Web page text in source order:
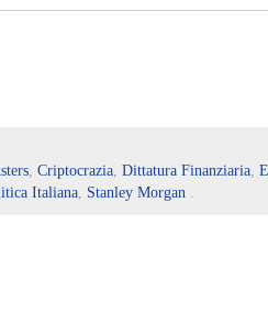
, Criptocrazia, Dittatura Finanziaria,
Italiana, Stanley Morgan .